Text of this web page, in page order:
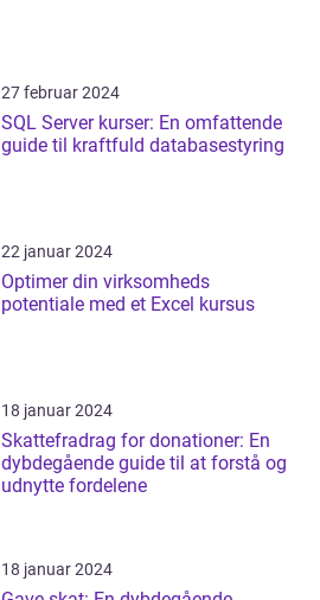
27 februar 2024
SQL Server kurser: En omfattende
guide til kraftfuld databasestyring
22 januar 2024
Optimer din virksomheds
potentiale med et Excel kursus
18 januar 2024
Skattefradrag for donationer: En
dybdegående guide til at forstå og
udnytte fordelene
18 januar 2024